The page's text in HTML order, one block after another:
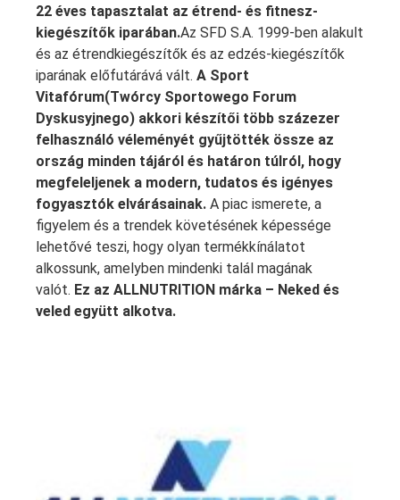
22 éves tapasztalat az étrend- és fitnesz-
kiegészítők iparában.Az SFD S.A. 1999-ben alakult
és az étrendkiegészítők és az edzés-kiegészítők
iparának előfutárává vált. A Sport
Vitafórum(Twórcy Sportowego Forum
Dyskusyjnego) akkori készítői több százezer
felhasználó véleményét gyűjtötték össze az
ország minden tájáról és határon túlról, hogy
megfeleljenek a modern, tudatos és igényes
fogyasztók elvárásainak. A piac ismerete, a
figyelem és a trendek követésének képessége
lehetővé teszi, hogy olyan termékkínálatot
alkossunk, amelyben mindenki talál magának
valót. Ez az ALLNUTRITION márka – Neked és
veled együtt alkotva.